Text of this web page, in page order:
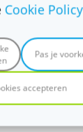
Cookie Policy
Pas je
accepteren